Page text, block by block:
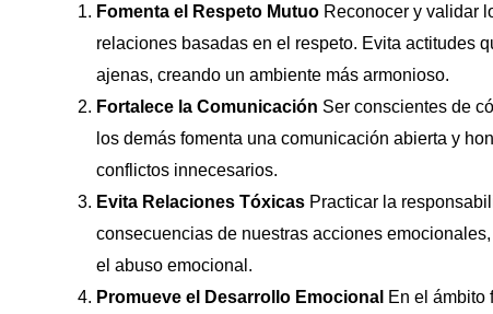
Fomenta el Respeto Mutuo Reconocer y validar
relaciones basadas en el respeto. Evita actitudes
ajenas, creando un ambiente más armonioso.
Fortalece la Comunicación Ser conscientes de
los demás fomenta una comunicación abierta y
conflictos innecesarios.
Evita Relaciones Tóxicas Practicar la
consecuencias de nuestras acciones
el abuso emocional.
Promueve el Desarrollo Emocional En el ámbito